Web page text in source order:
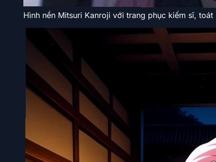
Hình nền Mitsuri Kanroji với trang phục kiếm sĩ,